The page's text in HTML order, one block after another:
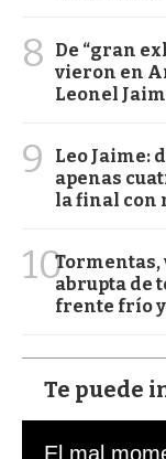
8
De “gran
vieron en
Leonel
9
Leo Jaime:
apenas
la final con
10Tormentas,
abrupta de
frente frío
Te puede